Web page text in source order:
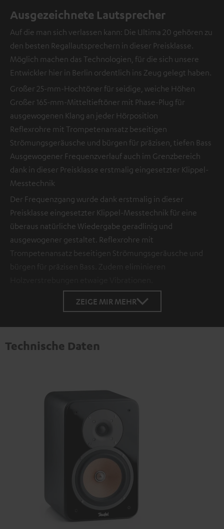
Ausgezeichnete Lautsprecher
Auf die man sich verlassen kann: Die Ultima 20 gehören zu
den besten Regallautsprechern in dieser Preisklasse.
Möglich machen das Technologien, für die sich unsere
Entwickler hier in Berlin ordentlich ins Zeug gelegt haben.
Großer 25-mm-Hochtöner für seidige, weiche Höhen
Großer 165-mm-Mitteltieftöner mit Phase-Plug für
ausgewogenen Klang an jeder Hörposition
Reflexrohre mit Trompetenansatz beseitigen
Strömungsgeräusche und bürgen für präzisen, tiefen Bass
Ausgewogener Frequenzverlauf auch im Grenzbereich
dank in dieser Preisklasse erstmalig eingesetzter Klippel-
Messtechnik
Der Frequenzgang wurde dank erstmalig in dieser
Preisklasse eingesetzter Klippel-Messtechnik für eine
überaus natürliche Wiedergabe geradlinig und
ausgewogener gestaltet. Reflexrohre mit
Trompetenansatz beseitigen Strömungsgeräusche und
bürgen für präzisen Bass. Zudem eliminieren
ZEIGE MIR MEHR
Technische Daten